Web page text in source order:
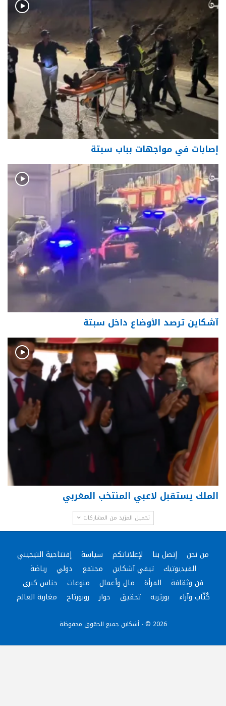
إصابات في مواجهات بباب سبتة
آشكاين ترصد الأوضاع داخل سبتة
الملك يستقبل لاعبي المنتخب المغربي
تحميل المزيد من المشاركات
من نحن إتصل بنا لإعلاناتكم سياسة
إفتتاحية التيجيني
الفيديوتيك
تيفي آشكاين مجتمع دولي
رياضة
فن وثقافة
المرأة مال وأعمال منوعات
جناس كبرى
كُتّاب وآراء
بورتريه تحقيق حوار روبورتاج مغاربة العالم
2026 © - أشكاين جميع الحقوق محفوظة